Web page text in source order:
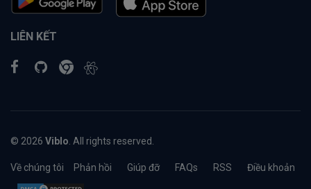
LIÊN KẾT
© 2026 Viblo . All rights reserved.
Về chúng tôi Phản hồi Giúp đỡ FAQs RSS Điều khoản